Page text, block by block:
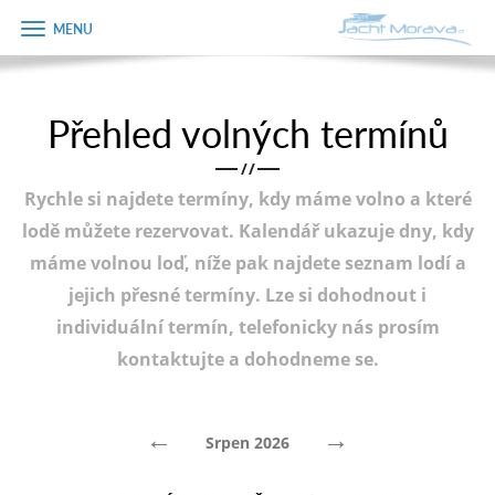
Úvodní strana
Plán plavby
Tipy na výlet
Fotogalerie
Zobrazit
menu
Přehled volných termínů
/ /
Rychle si najdete termíny, kdy máme volno a které
lodě můžete rezervovat. Kalendář ukazuje dny, kdy
máme volnou loď, níže pak najdete seznam lodí a
jejich přesné termíny. Lze si dohodnout i
individuální termín, telefonicky nás prosím
kontaktujte a dohodneme se.
← Srpen 2026 →
Objednávka
dárkového
Jméno
Telefon
E-mail